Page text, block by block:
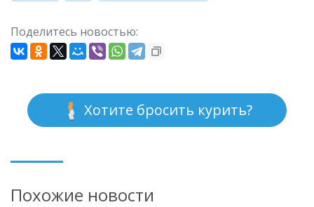
Поделитесь новостью:
Хотите бросить курить?
Похожие новости